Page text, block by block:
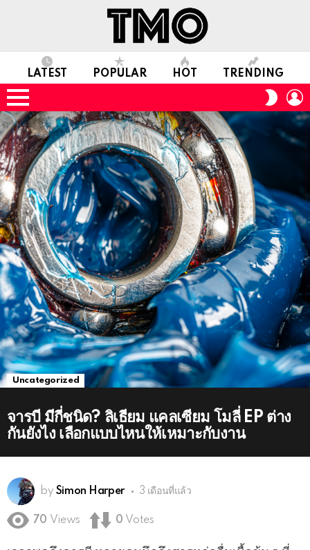
LATEST POPULAR HOT TRENDING
Menu
SKIN
Uncategorized
จารบี มีกี่ชนิด? ลิเธียม แคลเซียม โมลี่ EP ต่าง
กันยังไง เลือกแบบไหนให้เหมาะกับงาน
by Simon Harper 3 เดือนที่แล้ว
70 Views 0 Votes